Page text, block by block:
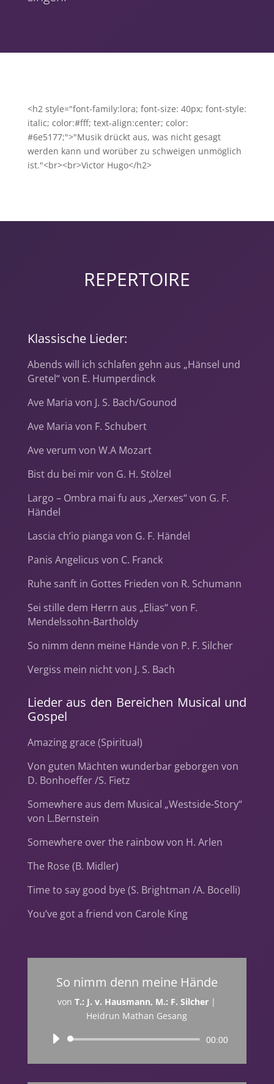
<h2 style="font-family:lora; font-size: 40px; font-style:
italic; color:#fff; text-align:center; color:
#6e5177;">"Musik drückt aus, was nicht gesagt
werden kann und worüber zu schweigen unmöglich
ist."<br><br>Victor Hugo</h2>
REPERTOIRE
Klassische Lieder:
Abends will ich schlafen gehn aus „Hänsel und
Gretel“ von E. Humperdinck
Ave Maria von J. S. Bach/Gounod
Ave Maria von F. Schubert
Ave verum von W.A Mozart
Bist du bei mir von G. H. Stölzel
Largo – Ombra mai fu aus „Xerxes“ von G. F.
Händel
Lascia ch’io pianga von G. F. Händel
Panis Angelicus von C. Franck
Ruhe sanft in Gottes Frieden von R. Schumann
Sei stille dem Herrn aus „Elias“ von F.
Mendelssohn-Bartholdy
So nimm denn meine Hände von P. F. Silcher
Vergiss mein nicht von J. S. Bach
Lieder aus den Bereichen Musical und
Gospel
Amazing grace (Spiritual)
Von guten Mächten wunderbar geborgen von
D. Bonhoeffer /S. Fietz
Somewhere aus dem Musical „Westside-Story“
von L.Bernstein
Somewhere over the rainbow von H. Arlen
The Rose (B. Midler)
Time to say good bye (S. Brightman /A. Bocelli)
You’ve got a friend von Carole King
So nimm denn meine Hände
vonT.: J. v. Hausmann, M.: F. Silcher |
Heidrun Mathan Gesang
Audio-
00:00